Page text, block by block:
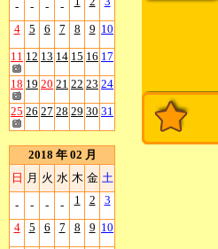
- - - -
4 5 6 7 8 9 10
11 12 13 14 15 16 17
18 19 20 21 22 23 24
25 26 27 28 29 30 31
2018 年 02 月
日 月 火 水 木 金 土
- - - - 1 2 3
4 5 6 7 8 9 10